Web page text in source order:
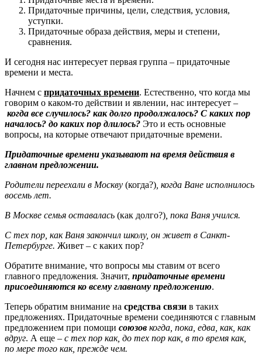
Придаточные причины, цели, следствия, условия,
уступки.
Придаточные образа действия, меры и степени,
сравнения.
И сегодня нас интересует первая группа – придаточные
времени и места.
Начнем с придаточных времени. Естественно, что когда мы
говорим о каком-то действии и явлении, нас интересует –
когда все случилось? как долго продолжалось? С каких пор
началось? до каких пор длилось? Это и есть основные
вопросы, на которые отвечают придаточные времени.
Придаточные времени указывают на время действия в
главном предложении.
Родители переехали в Москву (когда?) , когда Ване исполнилось
восемь лет.
В Москве семья оставалась (как долго?) , пока Ваня учился.
С тех пор, как Ваня закончил школу, он живет в Санкт-
Петербурге. Живет – с каких пор?
Обратите внимание, что вопросы мы ставим от всего
главного предложения. Значит, придаточные времени
присоединяются ко всему главному предложению.
Теперь обратим внимание на средства связи в таких
предложениях. Придаточные времени соединяются с главным
предложением при помощи союзов когда, пока, едва, как, как
вдруг. А еще – с тех пор как, до тех пор как, в то время как,
по мере того как, прежде чем.